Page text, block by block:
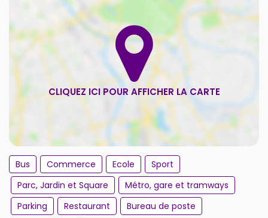
Bus Commerce Ecole
Sport
Parc, Jardin et Square
Métro, gare et tramways
Parking
Restaurant
Bureau de poste